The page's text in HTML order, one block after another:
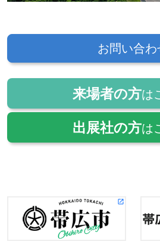
お問い合わ
来場者の方は
出展社の方は